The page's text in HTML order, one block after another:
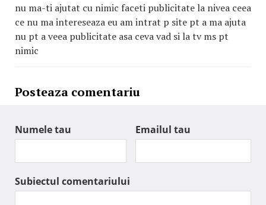
nu ma-ti ajutat cu nimic faceti publicitate la nivea ceea
ce nu ma intereseaza eu am intrat p site pt a ma ajuta
nu pt a veea publicitate asa ceva vad si la tv ms pt
nimic
Posteaza comentariu
Numele tau Emailul tau
Subiectul comentariului